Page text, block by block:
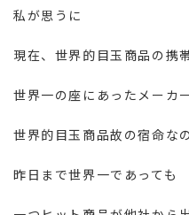
私が思うに
現在、世界的目玉商品の携
世界一の座にあったメーカ
世界的目玉商品故の宿命な
昨日まで世界一であっても